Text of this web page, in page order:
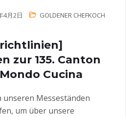
4月2日
GOLDENER CHEFKOCH
zur 135. Canton
Cucina
unseren Messeständen
um über unsere